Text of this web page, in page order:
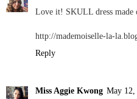
Love it! SKULL dress made
http://mademoiselle-la-
Reply
Miss Aggie Kwong May 12,